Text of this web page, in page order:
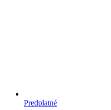
Predplatné